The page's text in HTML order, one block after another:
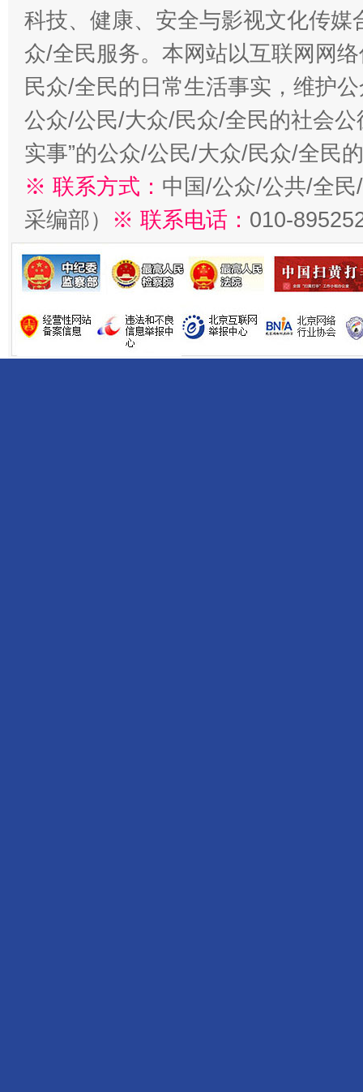
科技、健康、安全与影视文化传
众/全民服务。本网站以互联网网
民众/全民的日常生活事实，维护
公众/公民/大众/民众/全民的社会公
实事”的公众/公民/大众/民众/全民
※ 联系方式： 中国/公众/公共/全
采编部） ※ 联系电话： 010-